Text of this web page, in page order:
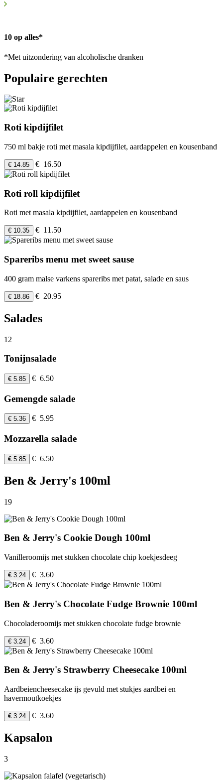
10 op alles*
*Met uitzondering van alcoholische dranken
Populaire gerechten
Roti kipdijfilet
750 ml bakje roti met masala kipdijfilet, aardappelen en kousenband
€ 14.85 € 16.50
Roti roll kipdijfilet
Roti met masala kipdijfilet, aardappelen en kousenband
€ 10.35 € 11.50
Spareribs menu met sweet sause
400 gram malse varkens spareribs met patat, salade en saus
€ 18.86 € 20.95
Salades
12
Tonijnsalade
€ 5.85 € 6.50
Gemengde salade
€ 5.36 € 5.95
Mozzarella salade
€ 5.85 € 6.50
Ben & Jerry's 100ml
19
Ben & Jerry's Cookie Dough 100ml
Vanilleroomijs met stukken chocolate chip koekjesdeeg
€ 3.24 € 3.60
Ben & Jerry's Chocolate Fudge Brownie 100ml
Chocoladeroomijs met stukken chocolate fudge brownie
€ 3.24 € 3.60
Ben & Jerry's Strawberry Cheesecake 100ml
Aardbeiencheesecake ijs gevuld met stukjes aardbei en
havermoutkoekjes
€ 3.24 € 3.60
Kapsalon
3